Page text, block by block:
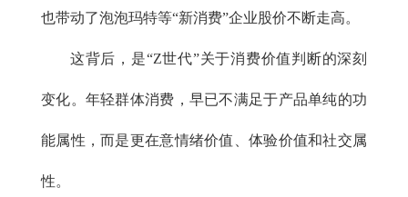
也带动了泡泡玛特等“新消费”企业股价不断走高。
这背后，是“Z世代”关于消费价值判断的深刻
变化。年轻群体消费，早已不满足于产品单纯的功
能属性，而是更在意情绪价值、体验价值和社交属
性。